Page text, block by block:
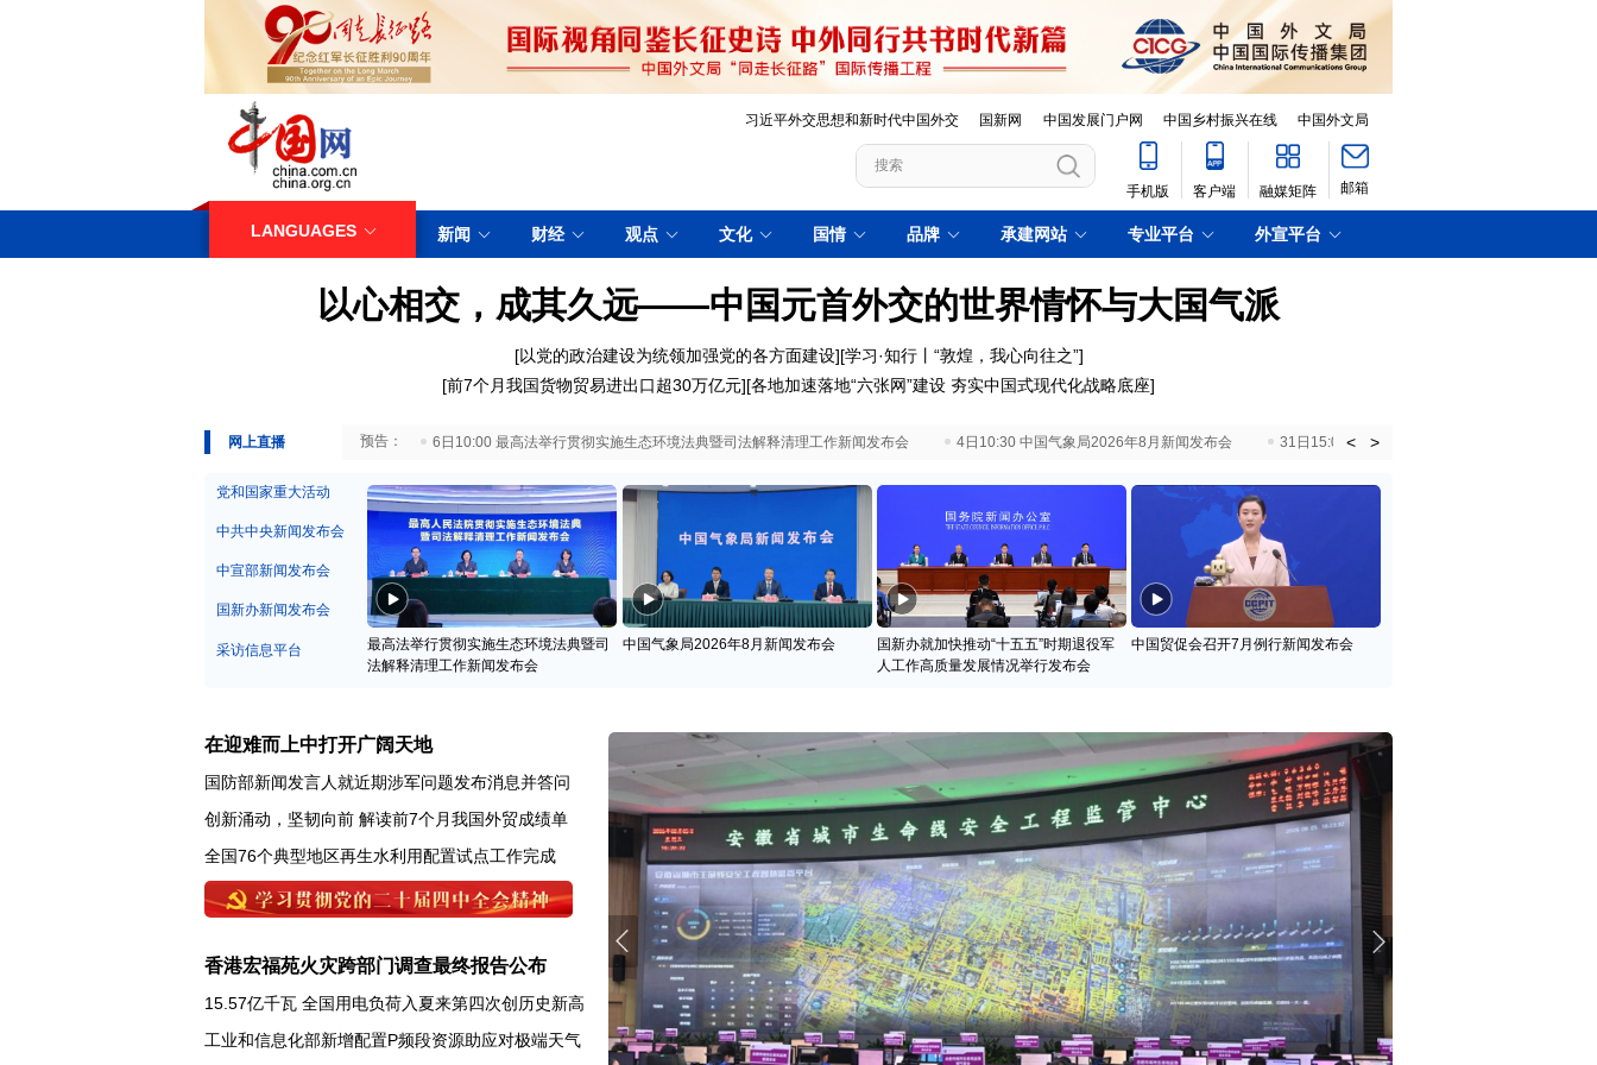
习近平外交思想和新时代中国外交 国新网 中国发展门户网 中国乡村振兴在线 中国外文局
手机版 客户端 融媒矩阵 邮箱
LANGUAGES 新闻 财经 观点 文化 国情 品牌 承建网站 专业平台 外宣平台
以心相交，成其久远——中国元首外交的世界情怀与大国气派
[以党的政治建设为统领加强党的各方面建设][学习·知行丨“敦煌，我心向往之”]
[前7个月我国货物贸易进出口超30万亿元][各地加速落地“六张网”建设 夯实中国式现代化战略底座]
网上直播
29日10:00 国务院台湾事务办公室7月29日举行新闻发布会 6日10:00 最高法举行贯彻实施生态环境法典暨司法解释清理工作新闻发布会 4日10:30 中国气象局2026年8月新闻发布会 31日15:00 国新办就加快推动“十五五”时期退役
< >
党和国家重大活动
中共中央新闻发布会
中宣部新闻发布会
国新办新闻发布会
采访信息平台
最高法举行贯彻实施生态环境法典暨司
法解释清理工作新闻发布会
中国气象局2026年8月新闻发布会
国新办就加快推动“十五五”时期退役军
人工作高质量发展情况举行发布会
中国贸促会召开7月例行新闻发布会
在迎难而上中打开广阔天地
国防部新闻发言人就近期涉军问题发布消息并答问
创新涌动，坚韧向前 解读前7个月我国外贸成绩单
全国76个典型地区再生水利用配置试点工作完成
香港宏福苑火灾跨部门调查最终报告公布
15.57亿千瓦 全国用电负荷入夏来第四次创历史新高
工业和信息化部新增配置P频段资源助应对极端天气